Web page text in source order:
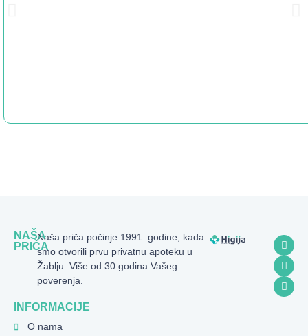
NAŠA
PRIČA
Naša priča počinje 1991. godine, kada
smo otvorili prvu privatnu apoteku u
Žablju. Više od 30 godina Vašeg
poverenja.
INFORMACIJE
O nama